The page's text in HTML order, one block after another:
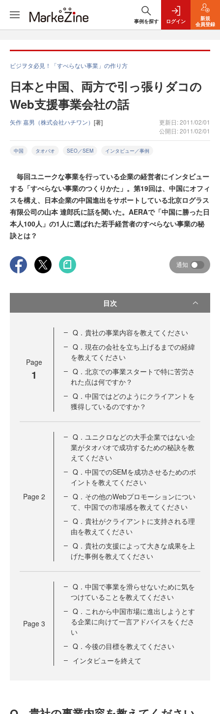
事例を探す ログイン
新規
会員登録
ビジヲタ必見！「すべらない事業」の作り方
日本と中国、両方で引っ張りダコの
Web支援事業会社の話
矢作 嘉男（株式会社ハチワン） [著]
更新日: 2011/02/01
公開日: 2011/02/01
中国 タオバオ SEO／SEM インタビュー／事例
毎回ユニークな事業を行っている企業の経営者にインタビュー
する「すべらない事業のつくりかた」。第19回は、中国にオフィ
スを構え、日本企業の中国進出をサポートしている北京ログラス
有限公司の山本 達郎氏に話を聞いた。AERAで「中国に勝った日
本人100人」の1人に選ばれた若手経営者のすべらない事業の秘
訣とは？
通知
目次
Page
1
Q．貴社の事業内容を教えてください
Q．現在の会社を立ち上げるまでの経緯
を教えてください
Q．北京での事業スタートで特に苦労さ
れた点は何ですか？
Q．中国ではどのようにクライアントを
獲得しているのですか？
Page 2
Q．ユニクロなどの大手企業ではない企
業がタオバオで成功するための秘訣を教
えてください
Q．中国でのSEMを成功させるためのポ
イントを教えてください
Q．その他のWebプロモーションについ
て、中国での市場感を教えてください
Q．貴社がクライアントに支持される理
由を教えてください
Q．貴社の支援によって大きな成果を上
げた事例を教えてください
Page 3
Q．中国で事業を滑らせないために気を
つけていることを教えてください
Q．これから中国市場に進出しようとす
る企業に向けて一言アドバイスをくださ
い
Q．今後の目標を教えてください
インタビューを終えて